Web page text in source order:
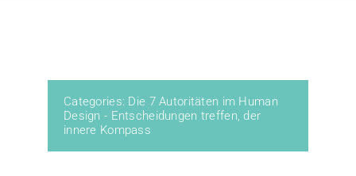
Categories: Die 7 Autoritäten im Human
Design - Entscheidungen treffen, der
innere Kompass